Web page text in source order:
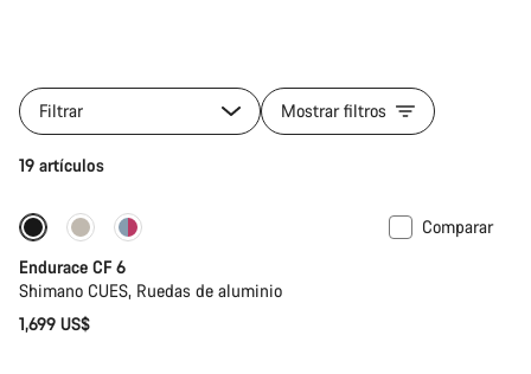
Filtrar Mostrar filtros
19 artículos
Nuevo
Comparar
Endurace CF 6
Shimano CUES, Ruedas de aluminio
1,699 US$